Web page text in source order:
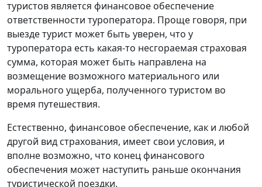
туристов является финансовое обеспечение
ответственности туроператора. Проще говоря, при
выезде турист может быть уверен, что у
туроператора есть какая-то несгораемая страховая
сумма, которая может быть направлена ​​на
возмещение возможного материального или
морального ущерба, полученного туристом во
время путешествия.
Естественно, финансовое обеспечение, как и любой
другой вид страхования, имеет свои условия, и
вполне возможно, что конец финансового
обеспечения может наступить раньше окончания
туристической поездки.